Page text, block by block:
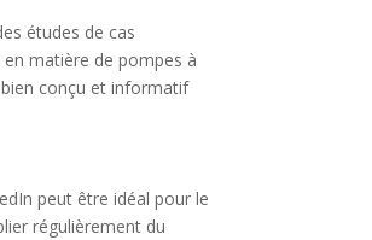
études de cas
en matière de pompes à
conçu et informatif
peut être idéal pour le
régulièrement du